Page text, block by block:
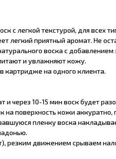
с легкой текстурой, для всех
легкий приятный аромат. Не
воска с
и увлажняют кожу.
картридже на одного клиента.
через 10-15 мин воск будет
на поверхность кожи аккуратно,
пленку воска
резким движением срываем